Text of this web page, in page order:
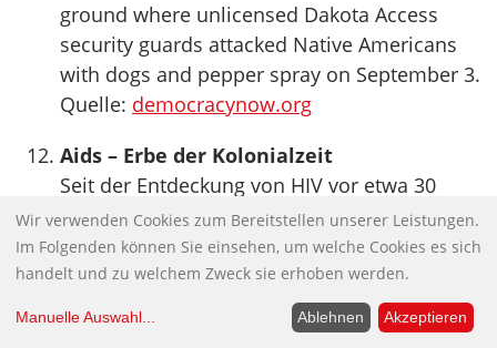
ground where unlicensed Dakota Access
security guards attacked Native Americans
with dogs and pepper spray on September 3.
Quelle: democracynow.org
Aids – Erbe der Kolonialzeit
Seit der Entdeckung von HIV vor etwa 30
Jahren hat dieses Virus der Wissenschaft
zahllose Rätsel aufgegeben. Woher kam es
und wie konnte es sich zur schlimmsten
Pandemie unserer Zeit entwickeln?
Wissenschaftler aus Belgien, den USA und
Wir verwenden Cookies zum Bereitstellen unserer Leistungen.
Im Folgenden können Sie einsehen, um welche Cookies es sich
handelt und zu welchem Zweck sie erhoben werden.
Manuelle Auswahl... Ablehnen Akzeptieren